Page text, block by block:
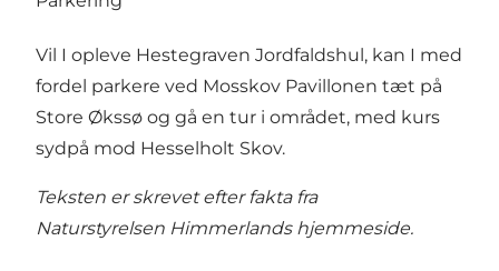
Vil I opleve Hestegraven Jordfaldshul, kan I med
fordel parkere ved Mosskov Pavillonen tæt på
Store Økssø og gå en tur i området, med kurs
sydpå mod Hesselholt Skov.
Teksten er skrevet efter fakta fra
Naturstyrelsen Himmerlands hjemmeside.